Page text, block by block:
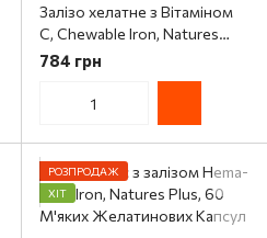
Залізо хелатне з Вітаміном
С, Chewable Iron, Natures
Plus, 90 жувальних таблеток
784 грн
РОЗПРОДАЖ
ХІТ